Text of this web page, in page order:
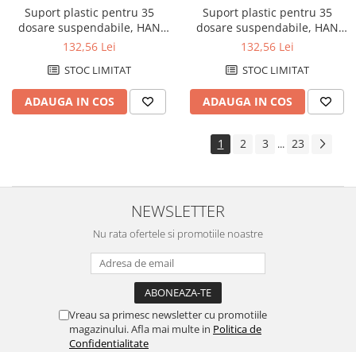
Suport plastic pentru 35
dosare suspendabile, HAN
Karat - albastru
132,56 Lei
STOC LIMITAT
ADAUGA IN COS
Suport plastic pentru 35
dosare suspendabile, HAN
Karat - negru
132,56 Lei
STOC LIMITAT
ADAUGA IN COS
1 2 3 ... 23
NEWSLETTER
Nu rata ofertele si promotiile noastre
Vreau sa primesc newsletter cu promotiile
magazinului. Afla mai multe in Politica de
Confidentialitate